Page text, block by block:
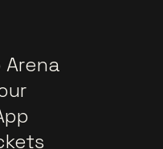
Arena